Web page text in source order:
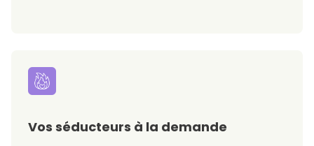
Vos séducteurs à la demande